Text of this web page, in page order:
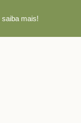
saiba mais!